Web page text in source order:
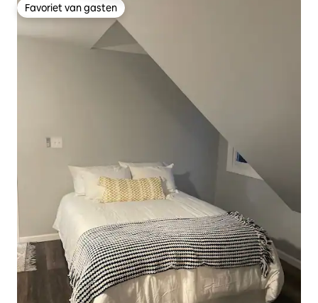
Favoriet van gasten
Favoriet van gasten